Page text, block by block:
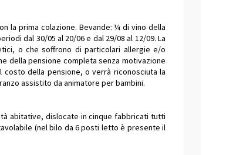
la prima colazione. Bevande: ¼ di vino della
dal 30/05 al 20/06 e dal 29/08 al 12/09. La
o che soffrono di particolari allergie e/o
della pensione completa senza motivazione
della pensione, o verrà riconosciuta la
assistito da animatore per bambini.
abitative, dislocate in cinque fabbricati tutti
(nel bilo da 6 posti letto è presente il